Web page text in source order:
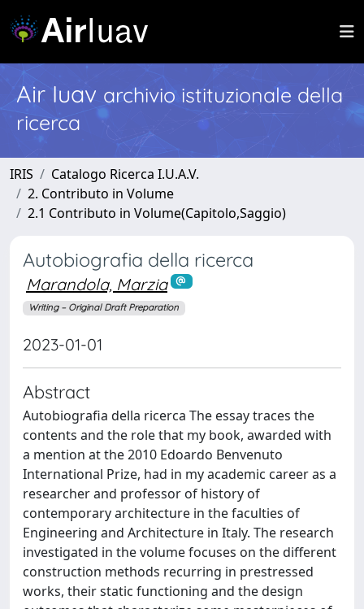
Air Iuav archivio istituzionale della
ricerca
IRIS
Catalogo Ricerca I.U.A.V.
2. Contributo in Volume
2.1 Contributo in Volume(Capitolo,Saggio)
Autobiografia della ricerca
Marandola, Marzia
Writing – Original Draft Preparation
2023-01-01
Abstract
Autobiografia della ricerca The essay traces the
contents and the role that my book, awarded with
a mention at the 2010 Edoardo Benvenuto
International Prize, had in my academic career as a
researcher and professor of history of
contemporary architecture in the faculties of
Engineering and Architecture in Italy. The research
investigated in the volume focuses on the different
construction methods recurring in prestressed
works, their static functioning and the design